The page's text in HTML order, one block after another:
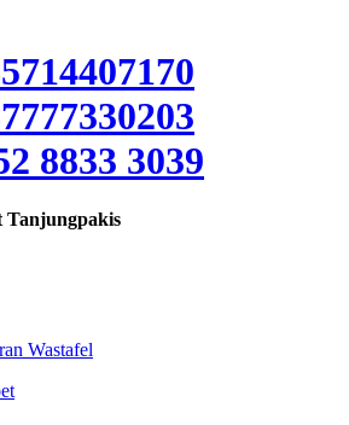
8833 3039
Tanjungpakis
Wastafel